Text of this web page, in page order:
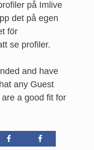
på Imlive
det på egen
för
se profiler.
and have
any Guest
a good fit for